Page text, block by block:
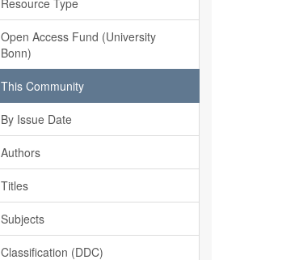
Resource Type
Open Access Fund (University
Bonn)
This Community
By Issue Date
Authors
Titles
Subjects
Classification (DDC)